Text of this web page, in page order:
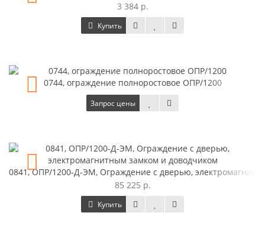
3 384 р.
Купить
0744, ограждение полноростовое ОПР/1200
Запрос цены
0841, ОПР/1200-Д-ЭМ, Ограждение с дверью,
85 225 р.
Купить